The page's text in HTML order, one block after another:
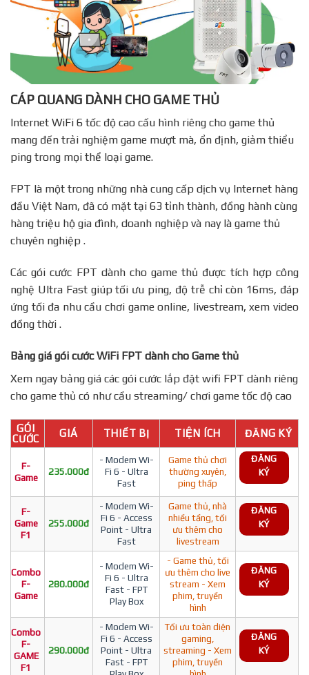
CÁP QUANG DÀNH CHO GAME THỦ
Internet WiFi 6 tốc độ cao cấu hình riêng cho game thủ
mang đến trải nghiệm game mượt mà, ổn định, giảm thiểu
ping trong mọi thể loại game.
FPT là một trong những nhà cung cấp dịch vụ Internet hàng
đầu Việt Nam, đã có mặt tại 63 tỉnh thành, đồng hành cùng
hàng triệu hộ gia đình, doanh nghiệp và nay là game thủ
chuyên nghiệp .
Các gói cước FPT dành cho game thủ được tích hợp công
nghệ Ultra Fast giúp tối ưu ping, độ trễ chỉ còn 16ms, đáp
ứng tối đa nhu cầu chơi game online, livestream, xem video
đồng thời .
Bảng giá gói cước WiFi FPT dành cho Game thủ
Xem ngay bảng giá các gói cước lắp đặt wifi FPT dành riêng
cho game thủ có như cầu streaming/ chơi game tốc độ cao
GÓI
CƯỚC
GIÁ THIẾT BỊ TIỆN ÍCH ĐĂNG KÝ
F-
Game
235.000đ
- Modem Wi-
Fi 6 - Ultra
Fast
Game thủ chơi
thường xuyên,
ping thấp
ĐĂNG
KÝ
F-
Game
F1
255.000đ
- Modem Wi-
Fi 6 - Access
Point - Ultra
Fast
Game thủ, nhà
nhiều tầng, tối
ưu thêm cho
livestream
ĐĂNG
KÝ
Combo
F-
Game
280.000đ
- Modem Wi-
Fi 6 - Ultra
Fast - FPT
Play Box
- Game thủ, tối
ưu thêm cho live
stream - Xem
phim, truyền
hình
ĐĂNG
KÝ
Combo
F-
GAME
F1
290.000đ
- Modem Wi-
Fi 6 - Access
Point - Ultra
Fast - FPT
Tối ưu toàn diện
gaming,
streaming - Xem
phim, truyền
ĐĂNG
KÝ